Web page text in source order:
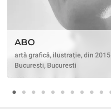
ABO
artă grafică, ilustrație, din 2015
Bucuresti, Bucuresti